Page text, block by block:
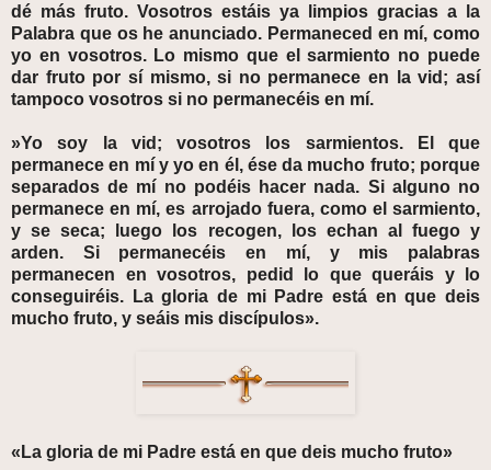
dé más fruto. Vosotros estáis ya limpios gracias a la
Palabra que os he anunciado. Permaneced en mí, como
yo en vosotros. Lo mismo que el sarmiento no puede
dar fruto por sí mismo, si no permanece en la vid; así
tampoco vosotros si no permanecéis en mí.
»Yo soy la vid; vosotros los sarmientos. El que
permanece en mí y yo en él, ése da mucho fruto; porque
separados de mí no podéis hacer nada. Si alguno no
permanece en mí, es arrojado fuera, como el sarmiento,
y se seca; luego los recogen, los echan al fuego y
arden. Si permanecéis en mí, y mis palabras
permanecen en vosotros, pedid lo que queráis y lo
conseguiréis. La gloria de mi Padre está en que deis
mucho fruto, y seáis mis discípulos».
«La gloria de mi Padre está en que deis mucho fruto»